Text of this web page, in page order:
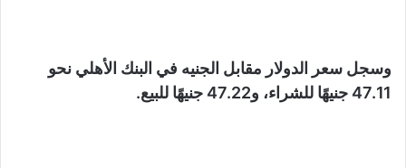
وسجل سعر الدولار مقابل الجنيه في البنك الأهلي نحو
47.11 جنيهًا للشراء، و47.22 جنيهًا للبيع.